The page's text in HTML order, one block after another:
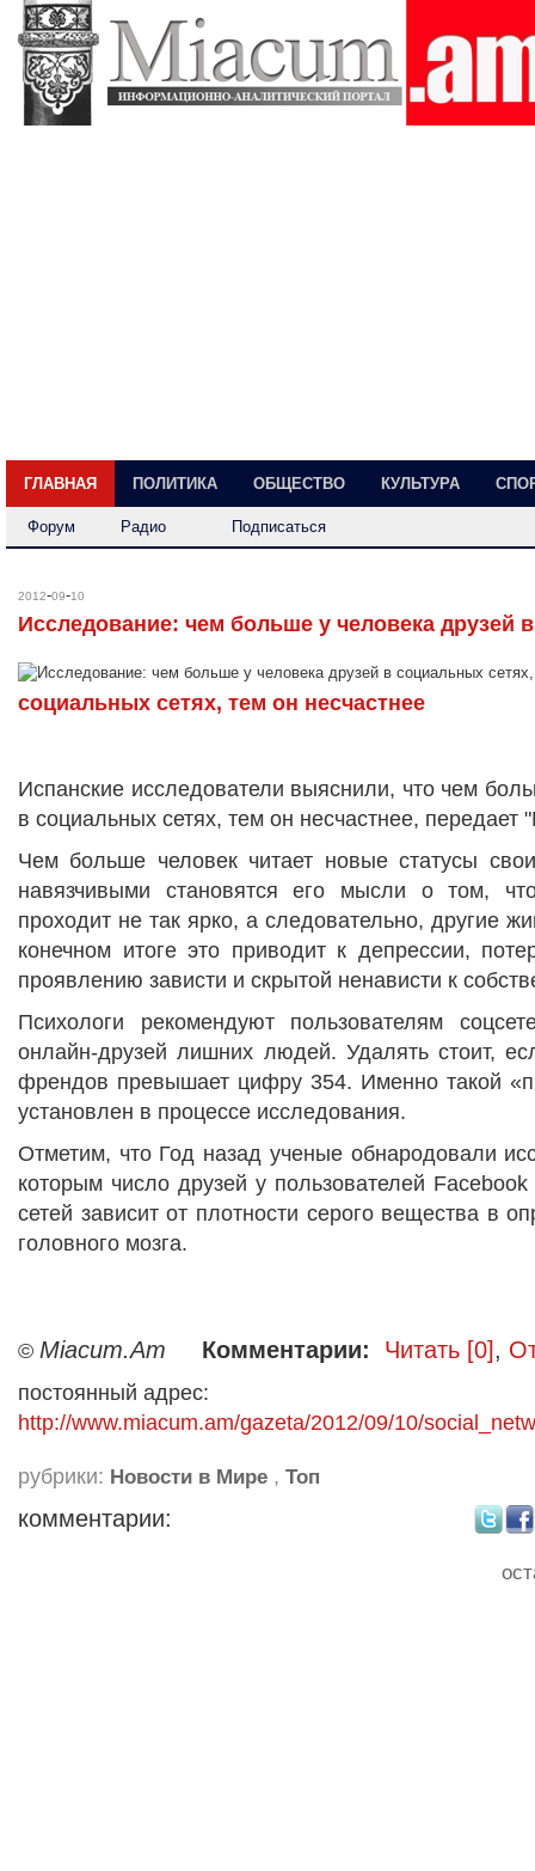
ГЛАВНАЯ ПОЛИТИКА ОБЩЕСТВО КУЛЬТУРА
Форум Радио Подписаться
2012-09-10
Исследование: чем больше у человека друзей в
социальных сетях, тем он несчастнее
Испанские исследователи выяснили, что чем
в социальных сетях, тем он несчастнее, передает
Чем больше человек читает новые статусы
навязчивыми становятся его мысли о том,
проходит не так ярко, а следовательно, другие
конечном итоге это приводит к депрессии,
проявлению зависти и скрытой ненависти к
Психологи рекомендуют пользователям
онлайн-друзей лишних людей. Удалять стоит,
френдов превышает цифру 354. Именно такой
установлен в процессе исследования.
Отметим, что Год назад ученые обнародовали
которым число друзей у пользователей
сетей зависит от плотности серого вещества в
головного мозга.
© Miacum.Am Комментарии: Читать [0],
постоянный адрес:
http://www.miacum.am/gazeta/2012/09/10/
рубрики: Новости в Мире , Топ
комментарии: